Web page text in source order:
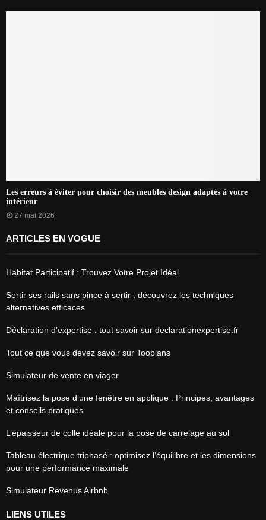
Les erreurs à éviter pour choisir des meubles design adaptés à votre
intérieur
27 mai 2026
ARTICLES EN VOGUE
Habitat Participatif : Trouvez Votre Projet Idéal
Sertir ses rails sans pince à sertir : découvrez les techniques
alternatives efficaces
Déclaration d’expertise : tout savoir sur declarationexpertise.fr
Tout ce que vous devez savoir sur Tooplans
Simulateur de vente en viager
Maîtrisez la pose d’une fenêtre en applique : Principes, avantages
et conseils pratiques
L’épaisseur de colle idéale pour la pose de carrelage au sol
Tableau électrique triphasé : optimisez l’équilibre et les dimensions
pour une performance maximale
Simulateur Revenus Airbnb
LIENS UTILES